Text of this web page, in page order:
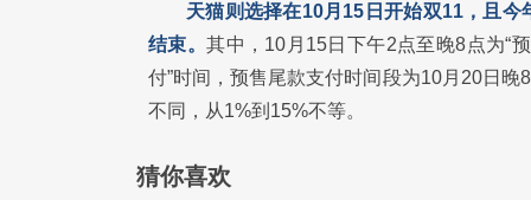
天猫则选择在10月15日开始双11，且
结束。其中，10月15日下午2点至晚8点为“
付”时间，预售尾款支付时间段为10月20日
不同，从1%到15%不等。
猜你喜欢